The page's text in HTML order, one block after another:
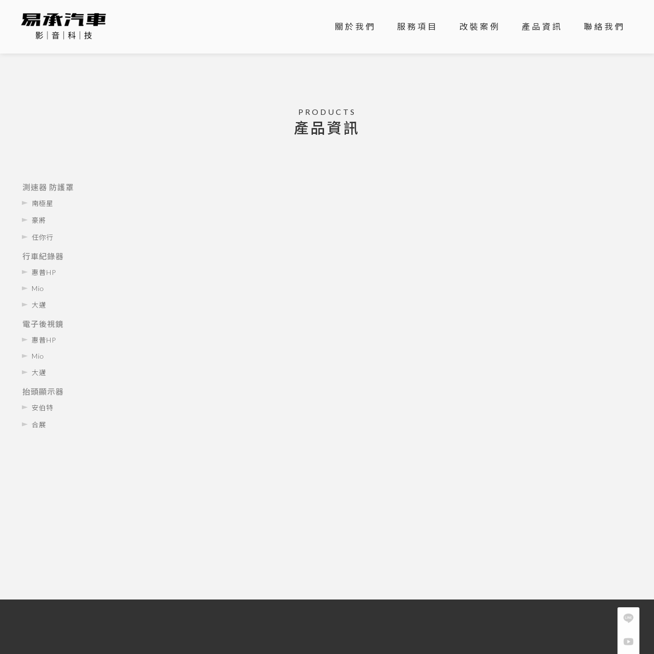
關於我們 服務項目 改裝案例 產品資訊 聯絡我們
產品資訊
測速器 防護罩
南極星
豪將
任你行
行車紀錄器
惠普HP
Mio
大邁
電子後視鏡
惠普HP
Mio
大邁
抬頭顯示器
安伯特
合展